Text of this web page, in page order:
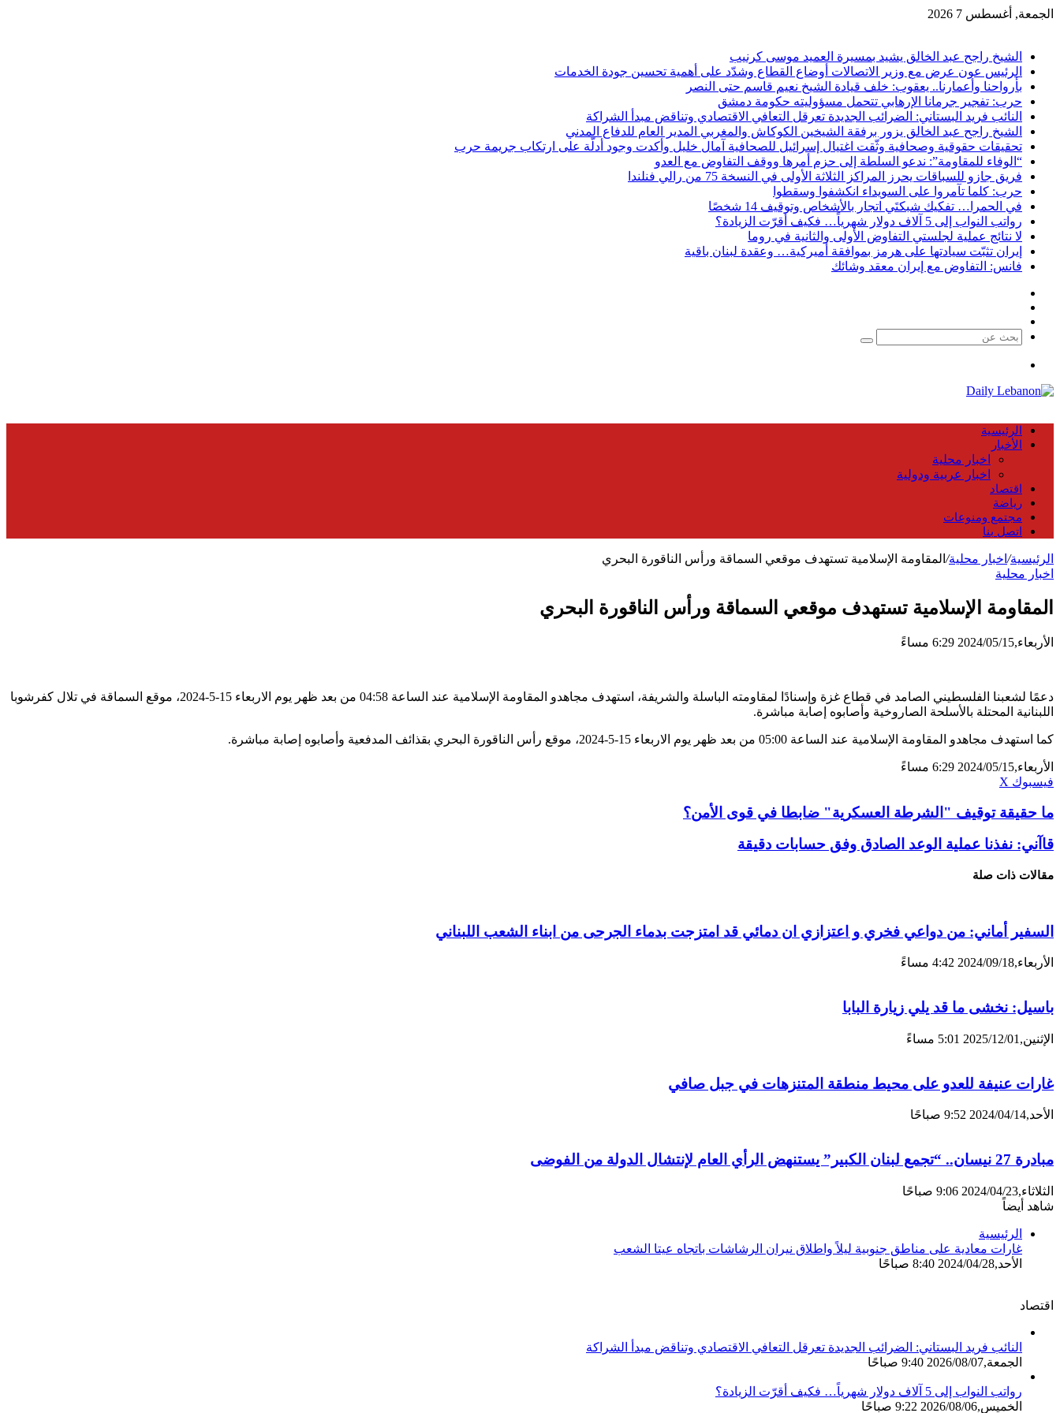
الجمعة, أغسطس 7 2026
الشيخ راجح عبد الخالق يشيد بمسيرة العميد موسى كرنيب
الرئيس عون عرض مع وزير الاتصالات أوضاع القطاع وشدّد على أهمية تحسين جودة الخدمات
بأرواحنا وأعمارنا.. يعقوب: خلف قيادة الشيخ نعيم قاسم حتى النصر
حرب: تفجير جرمانا الإرهابي تتحمل مسؤوليته حكومة دمشق
النائب فريد البستاني: الضرائب الجديدة تعرقل التعافي الاقتصادي وتناقض مبدأ الشراكة
الشيخ راجح عبد الخالق يزور برفقة الشيخين الكوكاش والمغربي المدير العام للدفاع المدني
تحقيقات حقوقية وصحافية وثّقت اغتيال إسرائيل للصحافية آمال خليل وأكدت وجود أدلّة على ارتكاب جريمة حرب
“الوفاء للمقاومة”: ندعو السلطة إلى حزم أمرها ووقف التفاوض مع العدو
فريق جازو للسباقات يحرز المراكز الثلاثة الأولى في النسخة 75 من رالي فنلندا
حرب: كلما تآمروا على السويداء انكشفوا وسقطوا
في الحمرا… تفكيك شبكتَي اتجار بالأشخاص وتوقيف 14 شخصًا
رواتب النواب إلى 5 آلاف دولار شهرياً… فكيف أقرّت الزيادة؟
لا نتائج عملية لجلستي التفاوض الأولى والثانية في روما
إيران تثبّت سيادتها على هرمز بموافقة أميركية… وعقدة لبنان باقية
فانس: التفاوض مع إيران معقد وشائك
بحث
الرئيسية
الأخبار
اخبار محلية
اخبار عربية ودولية
اقتصاد
رياضة
مجتمع ومنوعات
اتصل بنا
الرئيسية/ اخبار محلية/ المقاومة الإسلامية تستهدف موقعي ‏السماقة ‏ورأس الناقورة البحري
اخبار محلية
المقاومة الإسلامية تستهدف موقعي ‏السماقة ‏ورأس الناقورة البحري
الأربعاء,2024/05/15 6:29 مساءً
دعمًا لشعبنا الفلسطيني الصامد في قطاع غزة وإسنادًا لمقاومته الباسلة ‌‏‌‌‌‏والشريفة، استهدف ‏مجاهدو المقاومة الإسلامية عند الساعة ‏‎04:58‎‏ من بعد ظهر يوم الاربعاء 15-5-2024، موقع ‏السماقة في تلال كفرشوبا
اللبنانية المحتلة بالأسلحة الصاروخية وأصابوه إصابة مباشرة.‏
كما استهدف ‏مجاهدو المقاومة الإسلامية عند الساعة ‏‎05:00‎‏ من بعد ظهر يوم الاربعاء 15-5-2024، موقع ‏رأس الناقورة البحري بقذائف المدفعية وأصابوه إصابة مباشرة. ‏
الأربعاء,2024/05/15 6:29 مساءً
فيسبوك X
ما حقيقة توقيف "الشرطة العسكرية" ضابطا في قوى الأمن؟
قاآني: نفذنا عملية الوعد الصادق وفق حسابات دقيقة
مقالات ذات صلة
السفير أماني: من دواعي فخري و اعتزازي ان دمائي قد امتزجت بدماء الجرحى من ابناء الشعب اللبناني
الأربعاء,2024/09/18 4:42 مساءً
باسيل: نخشى ما قد يلي زيارة البابا
الإثنين,2025/12/01 5:01 مساءً
غارات عنيفة للعدو على محيط منطقة المتنزهات في جبل صافي
الأحد,2024/04/14 9:52 صباحًا
مبادرة 27 نيسان.. “تجمع لبنان الكبير” يستنهض الرأي العام لإنتشال الدولة من الفوضى
الثلاثاء,2024/04/23 9:06 صباحًا
شاهد أيضاً
الرئيسية
غارات معادية على مناطق جنوبية ليلاً واطلاق نيران الرشاشات باتجاه عيتا الشعب
الأحد,2024/04/28 8:40 صباحًا
اقتصاد
النائب فريد البستاني: الضرائب الجديدة تعرقل التعافي الاقتصادي وتناقض مبدأ الشراكة
الجمعة,2026/08/07 9:40 صباحًا
رواتب النواب إلى 5 آلاف دولار شهرياً… فكيف أقرّت الزيادة؟
الخميس,2026/08/06 9:22 صباحًا